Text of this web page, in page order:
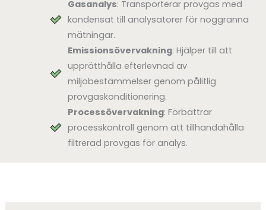
Gasanalys: Transporterar provgas med
kondensat till analysatorer för noggranna
mätningar.
Emissionsövervakning: Hjälper till att
upprätthålla efterlevnad av
miljöbestämmelser genom pålitlig
provgaskonditionering.
Processövervakning: Förbättrar
processkontroll genom att tillhandahålla
filtrerad provgas för analys.